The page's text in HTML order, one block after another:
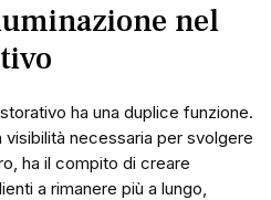
nel
ha una duplice funzione.
visibilità necessaria per svolgere
ha il compito di creare
a rimanere più a lungo,